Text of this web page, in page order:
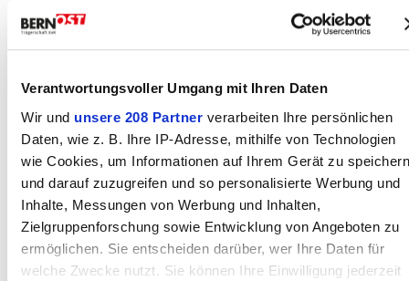
Verantwortungsvoller Umgang mit Ihren Daten
Wir und unsere 208 Partner verarbeiten Ihre persönlichen
Daten, wie z. B. Ihre IP-Adresse, mithilfe von Technologien
wie Cookies, um Informationen auf Ihrem Gerät zu speichern
und darauf zuzugreifen und so personalisierte Werbung und
Inhalte, Messungen von Werbung und Inhalten,
Zielgruppenforschung sowie Entwicklung von Angeboten zu
ermöglichen. Sie entscheiden darüber, wer Ihre Daten für
welche Zwecke nutzt. Sie können Ihre Einwilligung jederzeit
Zum runden Firmengeburtstag sagt Geschäftsführer Thomas
Lädrach: «Hundert Jahre OLWO bedeuten für uns vor allem
Verbundenheit und Verantwortung. Viele Menschen haben dieses
oder Nachbarn. Dieses Jubiläum ist deshalb auch ein Zeichen der
Wertschätzung für alle, die diesen Weg mit uns gegangen sind.»